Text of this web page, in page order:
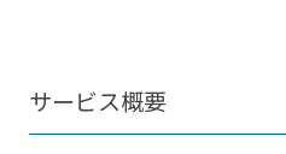
サービス概要